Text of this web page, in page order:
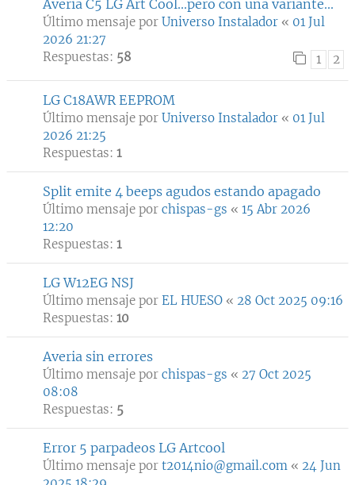
Averia C5 LG Art Cool...pero con una variante...
Último mensaje por Universo Instalador « 01 Jul
2026 21:27
Respuestas: 58 1 2
LG C18AWR EEPROM
Último mensaje por Universo Instalador « 01 Jul
2026 21:25
Respuestas: 1
Split emite 4 beeps agudos estando apagado
Último mensaje por chispas-gs « 15 Abr 2026
12:20
Respuestas: 1
LG W12EG NSJ
Último mensaje por EL HUESO « 28 Oct 2025 09:16
Respuestas: 10
Averia sin errores
Último mensaje por chispas-gs « 27 Oct 2025
08:08
Respuestas: 5
Error 5 parpadeos LG Artcool
Último mensaje por t2014nio@gmail.com « 24 Jun